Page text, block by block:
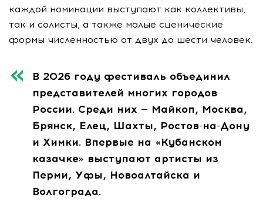
каждой номинации выступают как коллективы,
так и солисты, а также малые сценические
формы численностью от двух до шести человек.
В 2026 году фестиваль объединил
представителей многих городов
России. Среди них — Майкоп, Москва,
Брянск, Елец, Шахты, Ростов-на-Дону
и Химки. Впервые на «Кубанском
казачке» выступают артисты из
Перми, Уфы, Новоалтайска и
Волгограда.